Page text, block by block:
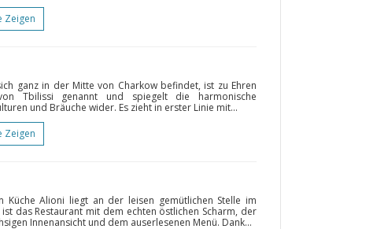
Zeigen
ganz in der Mitte von Charkow befindet, ist zu Ehren
Tbilissi genannt und spiegelt die harmonische
und Bräuche wider. Es zieht in erster Linie mit...
Zeigen
Küche Alioni liegt an der leisen gemütlichen Stelle im
das Restaurant mit dem echten östlichen Scharm, der
Innenansicht und dem auserlesenen Menü. Dank...